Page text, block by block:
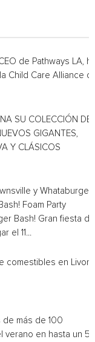
de Pathways LA,
Child Care Alliance of
SU COLECCIÓN DE
GIGANTES,
Y CLÁSICOS
y Whataburger
Foam Party
Bash! Gran fiesta de
el 11...
comestibles en
más de 100
verano en hasta un